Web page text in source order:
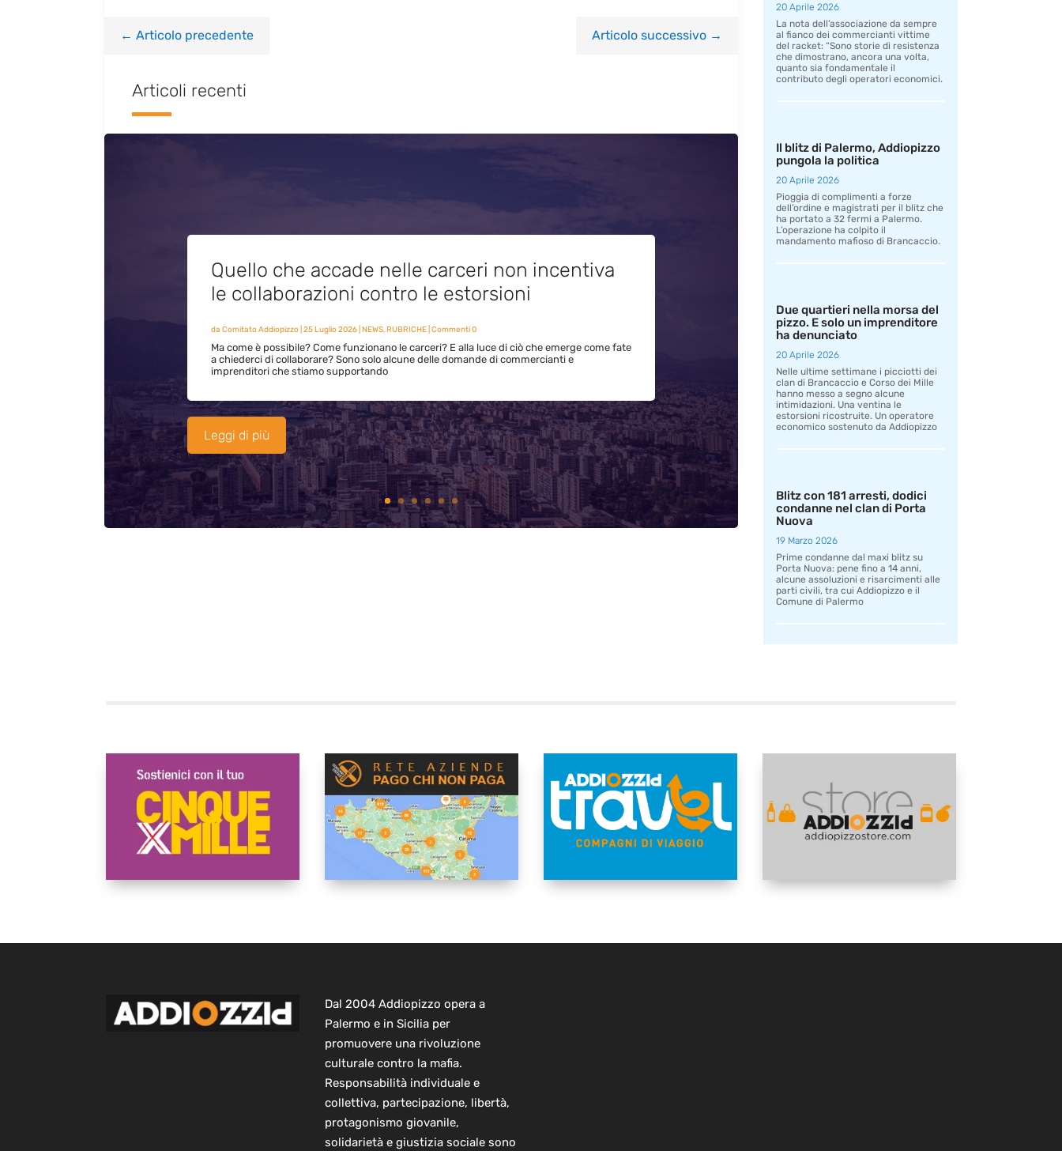
← Articolo precedente Articolo successivo→
Articoli recenti
Quello che accade nelle carceri non incentiva
le collaborazioni contro le estorsioni
da Comitato Addiopizzo| 25 Luglio 2026| NEWS,RUBRICHE| Commenti 0
Ma come è possibile? Come funzionano le carceri? E alla luce di ciò che emerge come fate
a chiederci di collaborare? Sono solo alcune delle domande di commercianti e
imprenditori che stiamo supportando
Leggi di più
20 Aprile 2026
La nota dell’associazione da sempre
al fianco dei commercianti vittime
del racket: “Sono storie di resistenza
che dimostrano, ancora una volta,
quanto sia fondamentale il
contributo degli operatori economici.
Il blitz di Palermo, Addiopizzo
pungola la politica
20 Aprile 2026
Pioggia di complimenti a forze
dell’ordine e magistrati per il blitz che
ha portato a 32 fermi a Palermo.
L’operazione ha colpito il
mandamento mafioso di Brancaccio.
Due quartieri nella morsa del
pizzo. E solo un imprenditore
ha denunciato
20 Aprile 2026
Nelle ultime settimane i picciotti dei
clan di Brancaccio e Corso dei Mille
hanno messo a segno alcune
intimidazioni. Una ventina le
estorsioni ricostruite. Un operatore
economico sostenuto da Addiopizzo
Blitz con 181 arresti, dodici
condanne nel clan di Porta
Nuova
19 Marzo 2026
Prime condanne dal maxi blitz su
Porta Nuova: pene fino a 14 anni,
alcune assoluzioni e risarcimenti alle
parti civili, tra cui Addiopizzo e il
Comune di Palermo
Dal 2004 Addiopizzo opera a
Palermo e in Sicilia per
promuovere una rivoluzione
culturale contro la mafia.
Responsabilità individuale e
collettiva, partecipazione, libertà,
protagonismo giovanile,
solidarietà e giustizia sociale sono